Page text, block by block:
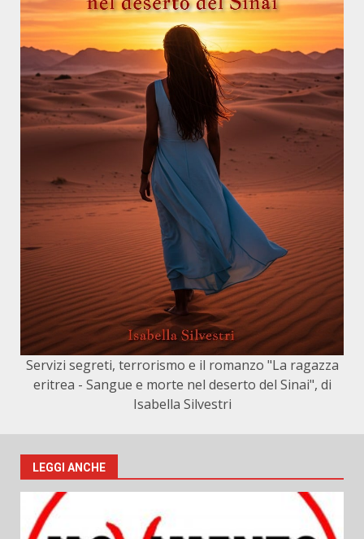
Servizi segreti, terrorismo e il romanzo "La ragazza
eritrea - Sangue e morte nel deserto del Sinai", di
Isabella Silvestri
LEGGI ANCHE